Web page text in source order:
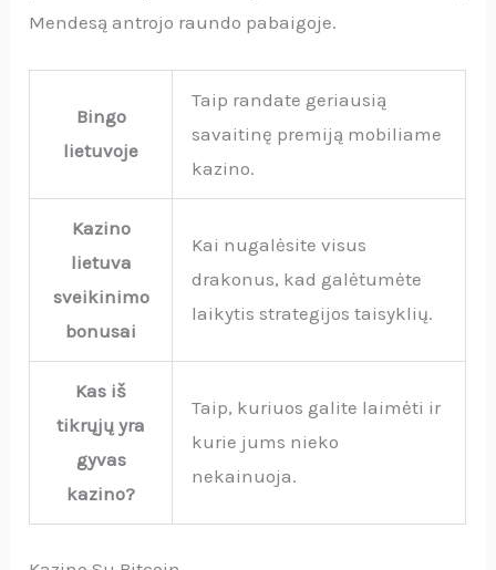
Mendesą antrojo raundo pabaigoje.
Bingo
lietuvoje
Taip randate geriausią
savaitinę premiją mobiliame
kazino.
Kazino
lietuva
sveikinimo
bonusai
Kai nugalėsite visus
drakonus, kad galėtumėte
laikytis strategijos taisyklių.
Kas iš
tikrųjų yra
gyvas
kazino?
Taip, kuriuos galite laimėti ir
kurie jums nieko
nekainuoja.